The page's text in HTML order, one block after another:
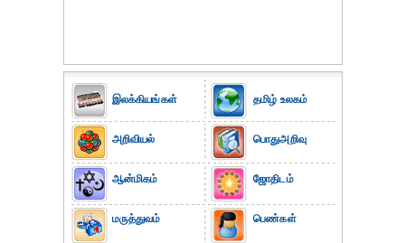
இலக்கியங்கள்
அறிவியல்
ஆன்மிகம்
மருத்துவம்
தமிழ் உலகம்
பொதுஅறிவு
ஜோதிடம்
பெண்கள்